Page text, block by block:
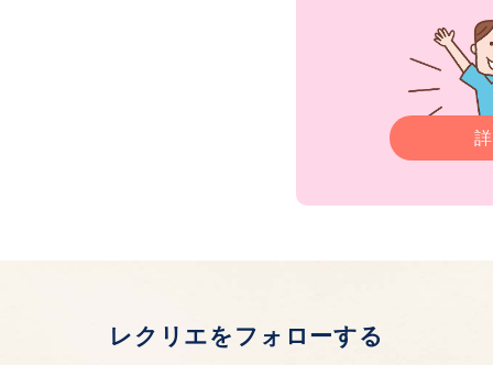
レクリエをフォローする